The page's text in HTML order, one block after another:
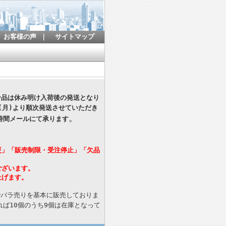
お客様の声 サイトマップ
は休み明け入荷後の発送となり
)より順次発送させていただき
間メールにて承ります。
「販売制限・受注停止」「欠品
います。
ます。
ラ売りを基本に販売しておりま
10個のうち9個は在庫となって